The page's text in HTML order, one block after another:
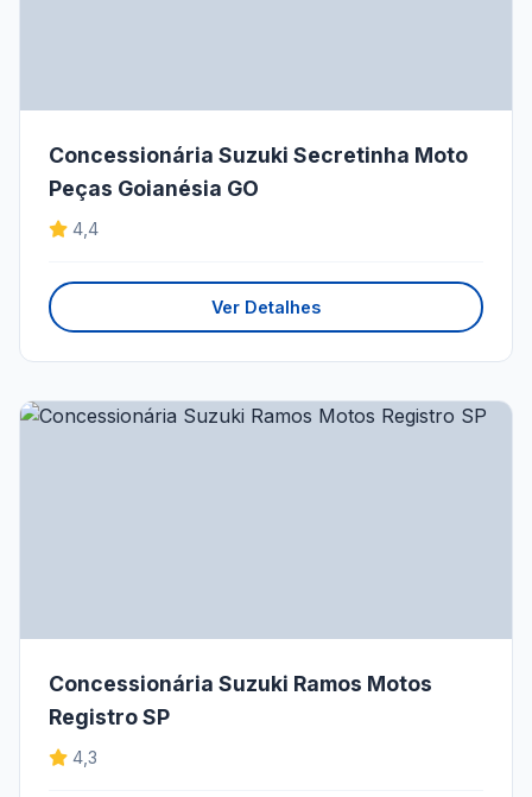
Concessionária Suzuki Secretinha Moto
Peças Goianésia GO
4,4
Ver Detalhes
Concessionária Suzuki Ramos Motos
Registro SP
4,3